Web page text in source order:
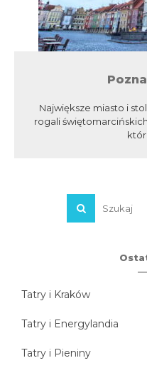
Największe miasto i
rogali
Tatry i Kraków
Tatry i Energylandia
Tatry i Pieniny